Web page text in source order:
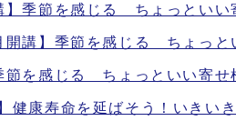
】季節を感じる ちょっといい
開講】季節を感じる ちょっと
節を感じる ちょっといい寄せ
健康寿命を延ばそう！いきい